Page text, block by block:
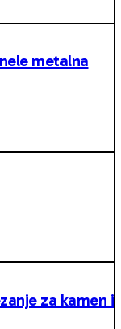
metalna
za kamen i